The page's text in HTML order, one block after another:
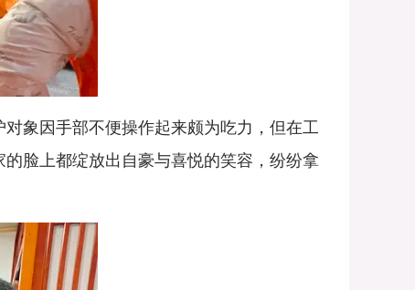
象因手部不便操作起来颇为吃力，但在工
脸上都绽放出自豪与喜悦的笑容，纷纷拿